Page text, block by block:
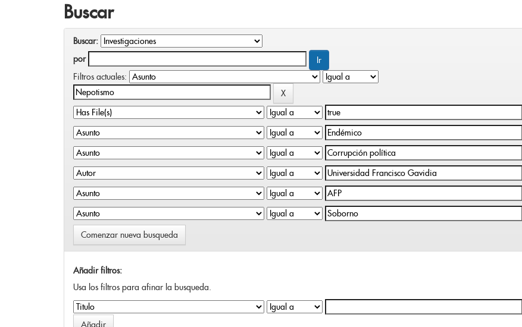
Buscar
Buscar:
por
Filtros actuales:
Comenzar nueva busqueda
Añadir filtros:
Usa los filtros para afinar la busqueda.